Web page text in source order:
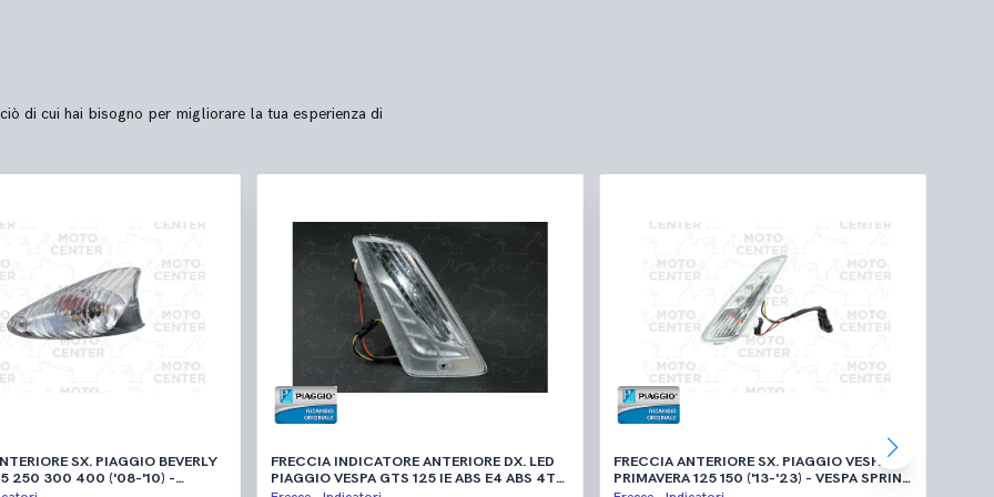
di cui hai bisogno per migliorare la tua esperienza di
SX. PIAGGIO BEVERLY
250 300 400 ('08-'10) -
FRECCIA INDICATORE ANTERIORE DX. LED
PIAGGIO VESPA GTS 125 IE ABS E4 ABS 4T
FRECCIA ANTERIORE SX. PIAGGIO VESPA
PRIMAVERA 125 150 ('13-'23) - VESPA SPRINT